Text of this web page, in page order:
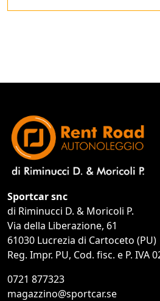
Sportcar snc
di Riminucci D. & Moricoli P.
Via della Liberazione, 61
61030 Lucrezia di Cartoceto (PU)
Reg. Impr. PU, Cod. fisc. e P. IVA
0721 877323
magazzino@sportcar.se